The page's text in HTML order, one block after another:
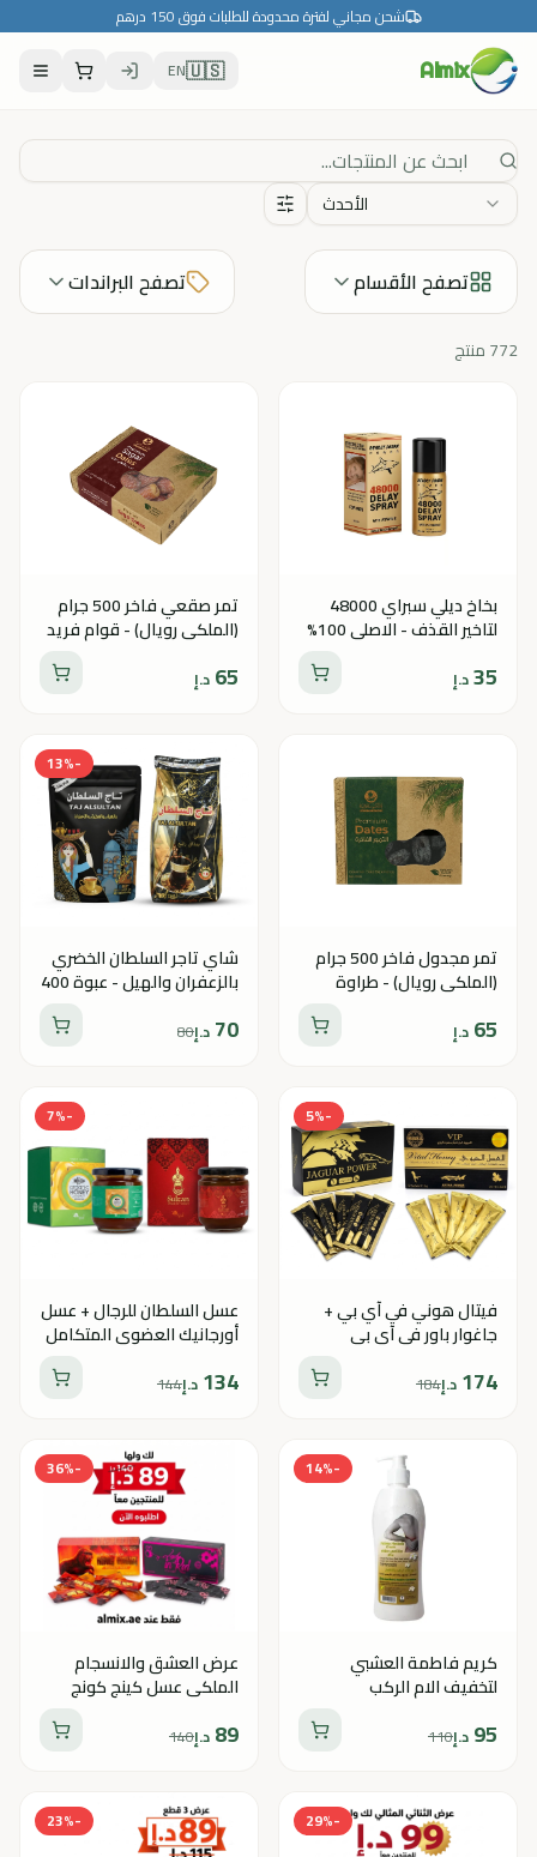
شحن مجاني لفترة محدودة للطلبات فوق 150 درهم
Almix
🇺🇸
EN
الأحدث
تصفح الأقسام تصفح البراندات
772منتج
بخاخ ديلي سبراي 48000
لتاخير القذف - الاصلي 100%
35د.إ
تمر صقعي فاخر 500 جرام
(الملكي رويال) - قوام فريد
65 د.إ
تمر مجدول فاخر 500 جرام
(الملكي رويال) - طراوة
65 د.إ
-
13%
شاي تاجر السلطان الخضري
بالزعفران والهيل - عبوة 400
70 د.إ80
-
5%
فيتال هوني في آي بي +
جاغوار باور في آي بي
174 د.إ184
-
7%
عسل السلطان للرجال + عسل
أورجانيك العضوي المتكامل
134 د.إ144
-
14%
كريم فاطمة العشبي
لتخفيف الام الركب
95 د.إ110
-
36%
عرض العشق والانسجام
الملكي عسل كينج كونج
في أن ريد للنساء
89 د.إ140
-
29%
-
23%